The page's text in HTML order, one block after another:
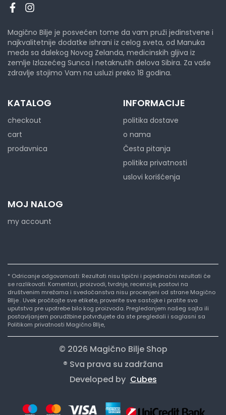
Magično Bilje je posvećen tome da vam pruži jedinstvene i
najkvalitetnije dodatke ishrani iz celog sveta, od Manuka
meda sa dalekog Novog Zelanda, medicinskih gljiva iz
zemlje Izlazećeg Sunca i netaknutih delova Sibira. Za vaše
zdravlje stojimo Vam na usluzi preko 18 godina.
KATALOG
checkout
cart
prodavnica
INFORMACIJE
politika dostave
o nama
Česta pitanja
politika privatnosti
uslovi korišćenja
MOJ NALOG
my account
* Odricanje odgovornosti: Rezultati nisu tipični i pojedinačni rezultati će
se razlikovati. Komentari, proizvodi, tvrdnje, recenzije, postovi na
društvenim mrežama i svedočanstva nisu procenjeni od strane Magično
BIlje . Uvek pročitajte sve etikete, proverite sve sastojke i pratite sva
uputstva pre upotrebe bilo kog proizvoda. Pregledanjem našeg sajta ili
postavljanjem porudžbine potvrđujete da ste pregledali i saglasni sa
Politikom privatnosti Magično BIlje,
© 2026 Magično Bilje Shop
® Sva prava su zadržana
Developed by Cubes